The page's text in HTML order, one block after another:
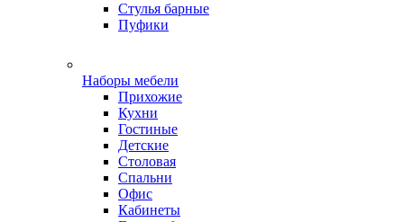
Стулья барные
Пуфики
Наборы мебели
Прихожие
Кухни
Гостиные
Детские
Столовая
Спальни
Офис
Кабинеты